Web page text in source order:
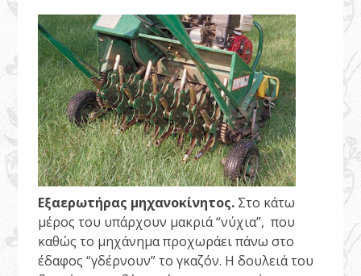
Εξαερωτήρας μηχανοκίνητος. Στο κάτω
μέρος του υπάρχουν μακριά “νύχια”, που
καθώς το μηχάνημα προχωράει πάνω στο
έδαφος “γδέρνουν” το γκαζόν. Η δουλειά του